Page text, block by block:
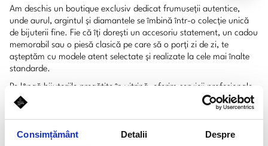
Consimțământ Detalii Despre
Am deschis un boutique exclusiv dedicat frumuseții autentice,
unde aurul, argintul și diamantele se îmbină într-o colecție unică
de bijuterii fine. Fie că îți dorești un accesoriu statement, un cadou
memorabil sau o piesă clasică pe care să o porți zi de zi, te
așteptăm cu modele atent selectate și realizate la cele mai înalte
standarde.
Pe lângă bijuteriile pregătite în vitrină, oferim servicii profesionale
dereparații, întreținere și personalizare
, pentru ca fiecare piesă
să reflecte stilul și emoția ta. Transformăm ideile în realitate, fie că
aur, argint sau cu diamante.